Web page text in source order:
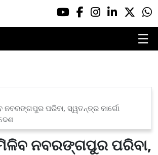
☰
ନବରଙ୍ଗପୁର ପରିବା, ସ୍ୱତନ୍ତ୍ର କାର୍ଗୋ
ନବରଙ୍ଗପୁର ପରିବା,